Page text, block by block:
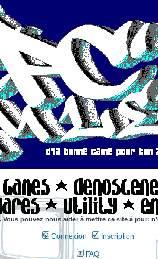
pouvez nous aider à mettre ce site à jour:
Connexion Inscription
FAQ